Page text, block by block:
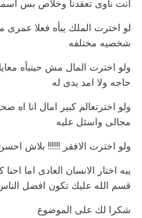
انت ناوى تعقدنا وخلاص بس
لو اخترت الملك يبأه فعلا عمرى
شخصيه مختلفه
ولو اخترت المال مش حيتبأه
حاجه ولا امد يدى له
ولو اخترتعالم كبير امال انا
مجالى واسئل عليه
ولو اخترت الافقر !!!!!! بلاش احسن
يبه اختار الانسان العادى اما
قسم الله عليك تكون افضل الناس
شكرا لك على الموضوع